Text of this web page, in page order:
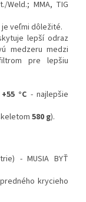
Weld.; MMA, TIG
veľmi dôležité.
lepší odraz
medzeru medzi
pre lepšiu
°C - najlepšie
580 g).
- MUSIA BYŤ
krycieho